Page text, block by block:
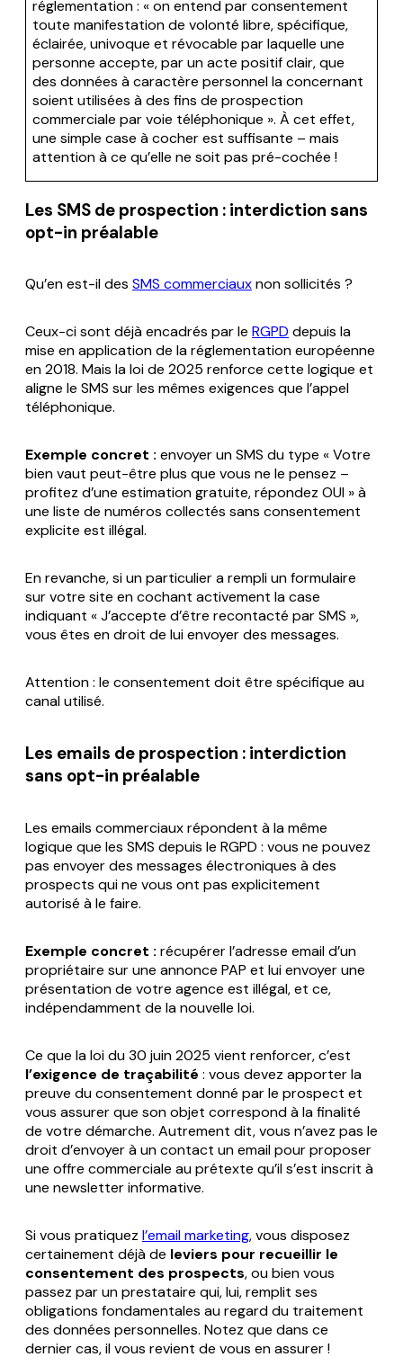
réglementation : « on entend par consentement
toute manifestation de volonté libre, spécifique,
éclairée, univoque et révocable par laquelle une
personne accepte, par un acte positif clair, que
des données à caractère personnel la concernant
soient utilisées à des fins de prospection
commerciale par voie téléphonique ». À cet effet,
une simple case à cocher est suffisante – mais
attention à ce qu’elle ne soit pas pré-cochée !
Les SMS de prospection : interdiction sans
opt-in préalable
Qu’en est-il des SMS commerciauxnon sollicités ?
Ceux-ci sont déjà encadrés par le RGPD depuis la
mise en application de la réglementation européenne
en 2018. Mais la loi de 2025 renforce cette logique et
aligne le SMS sur les mêmes exigences que l’appel
téléphonique.
Exemple concret : envoyer un SMS du type « Votre
bien vaut peut-être plus que vous ne le pensez –
profitez d’une estimation gratuite, répondez OUI » à
une liste de numéros collectés sans consentement
explicite est illégal.
En revanche, si un particulier a rempli un formulaire
sur votre site en cochant activement la case
indiquant « J’accepte d’être recontacté par SMS »,
vous êtes en droit de lui envoyer des messages.
Attention : le consentement doit être spécifique au
canal utilisé.
Les emails de prospection : interdiction
sans opt-in préalable
Les emails commerciaux répondent à la même
logique que les SMS depuis le RGPD : vous ne pouvez
pas envoyer des messages électroniques à des
prospects qui ne vous ont pas explicitement
autorisé à le faire.
Exemple concret : récupérer l’adresse email d’un
propriétaire sur une annonce PAP et lui envoyer une
présentation de votre agence est illégal, et ce,
indépendamment de la nouvelle loi.
Ce que la loi du 30 juin 2025 vient renforcer, c’est
l’exigence de traçabilité : vous devez apporter la
preuve du consentement donné par le prospect et
vous assurer que son objet correspond à la finalité
de votre démarche. Autrement dit, vous n’avez pas le
droit d’envoyer à un contact un email pour proposer
une offre commerciale au prétexte qu’il s’est inscrit à
une newsletter informative.
Si vous pratiquez l’email marketing, vous disposez
certainement déjà de leviers pour recueillir le
consentement des prospects, ou bien vous
passez par un prestataire qui, lui, remplit ses
obligations fondamentales au regard du traitement
des données personnelles. Notez que dans ce
dernier cas, il vous revient de vous en assurer !